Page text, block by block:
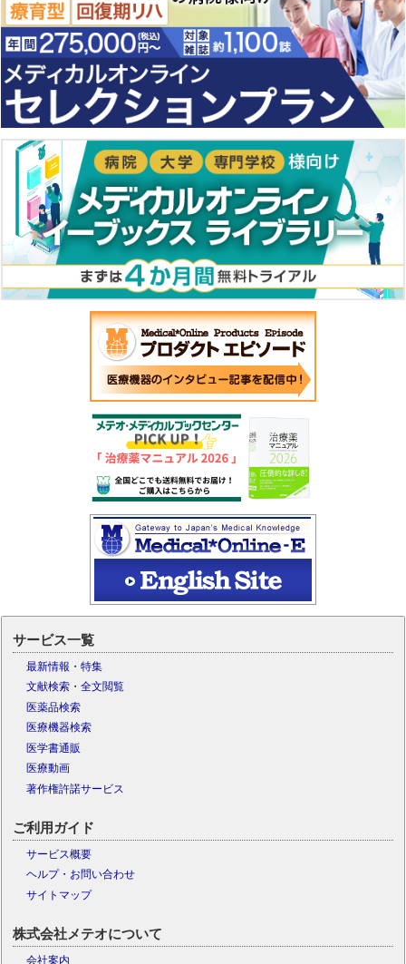
サービス一覧
最新情報・特集
文献検索・全文閲覧
医薬品検索
医療機器検索
医学書通販
医療動画
著作権許諾サービス
ご利用ガイド
サービス概要
ヘルプ・お問い合わせ
サイトマップ
株式会社メテオについて
会社案内